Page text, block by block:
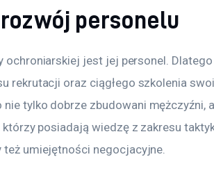
personelu
ochroniarskiej jest jej personel. Dlatego
rekrutacji oraz ciągłego szkolenia
nie tylko dobrze zbudowani mężczyźni,
posiadają wiedzę z zakresu
też umiejętności negocjacyjne.